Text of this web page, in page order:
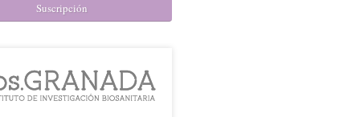
Suscripción